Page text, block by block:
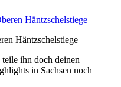
Häntzschelstiege
ihn doch deinen
in Sachsen noch